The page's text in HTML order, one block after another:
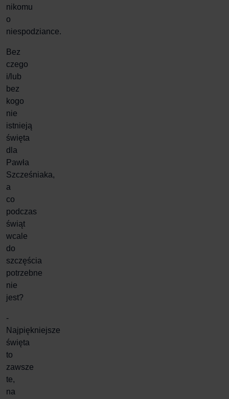
nikomu
o
niespodziance.
Bez
czego
i/lub
bez
kogo
nie
istnieją
święta
dla
Pawła
Szcześniaka,
a
co
podczas
świąt
wcale
do
szczęścia
potrzebne
nie
jest?
-
Najpiękniejsze
święta
to
zawsze
te,
na